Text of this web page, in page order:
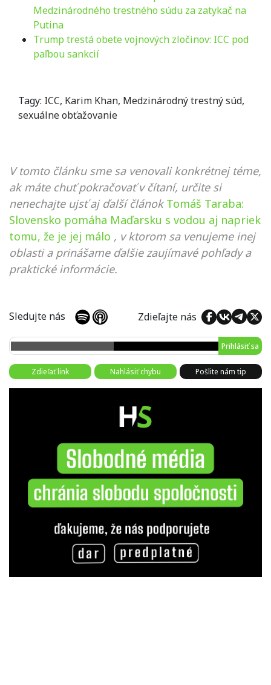
Medzinárodného trestného súdu za zatykač na
Putina
Trump trestá obete vojnových zločinov: ICC pod
paľbou sankcií
Tagy: ICC, Karim Khan, Medzinárodný trestný súd,
sexuálne obťažovanie
V tomto článku sme sa venovali konkrétnej téme,
ak máte chuť pokračovať v čítaní, určite si
nenechajte ujsť aj ďalší článok Tomáš Taraba:
Slovensko pomáha Maďarsku s vodou aj napriek
tomu, že je jej málo , v ktorom sa venujeme inej
oblasti a prinášame ďalšie zaujímavé pohľady a
praktické informácie.
Sledujte nás Zdieľajte nás
Prihlásiť sa
Zdieľať link Nahlásiť chybu Pošlite nám tip